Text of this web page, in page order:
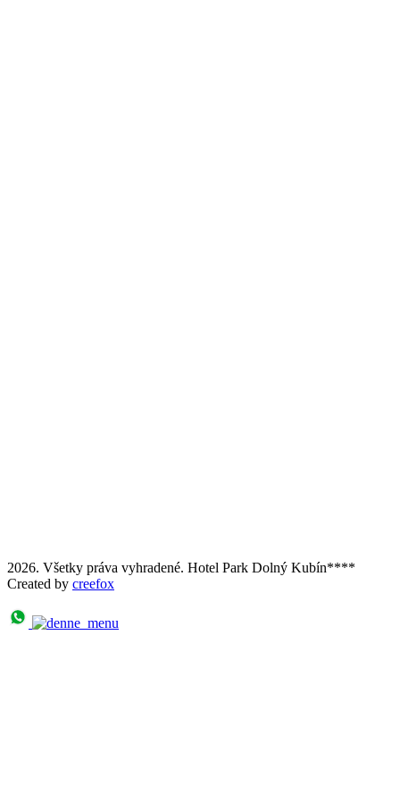
2026. Všetky práva vyhradené. Hotel Park Dolný Kubín****
Created by creefox